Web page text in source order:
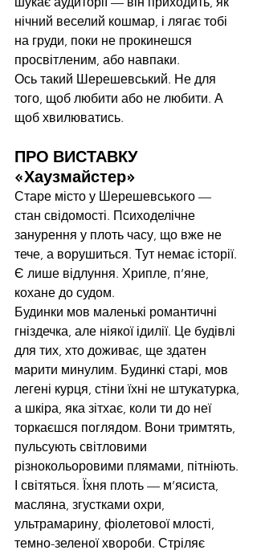
нічний веселий кошмар, і лягає тобі
на груди, поки не прокинешся
просвітленим, або навпаки.
Ось такий Шерешевський. Не для
того, щоб любити або не любити. А
щоб хвилюватись.
ПРО ВИСТАВКУ
«Хаузмайстер»
Старе місто у Шерешевського —
стан свідомості. Психоделічне
занурення у плоть часу, що вже не
тече, а ворушиться. Тут немає історії.
Є лише відлуння. Хрипле, п’яне,
кохане до судом.
Будинки мов маленькі романтичні
гніздечка, але ніякої ідилії. Це будівлі
для тих, хто доживає, ще здатен
марити минулим. Будинкі старі, мов
легені курця, стіни їхні не штукатурка,
а шкіра, яка зітхає, коли ти до неї
торкаєшся поглядом. Вони тримтять,
пульсують світловими
різнокольоровими плямами, пітніють.
І світяться. Їхня плоть — м’ясиста,
масляна, згустками охри,
ультрамарину, фіолетової млості,
темно-зеленої хвороби. Стріляє